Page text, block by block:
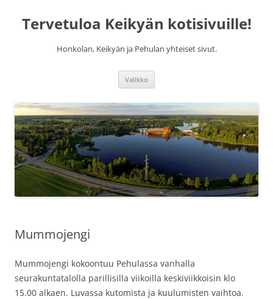
Tervetuloa Keikyän kotisivuille!
Honkolan, Keikyän ja Pehulan yhteiset sivut.
Valikko
Mummojengi
Mummojengi kokoontuu Pehulassa vanhalla
seurakuntatalolla parillisilla viikoilla keskiviikkoisin klo
15.00 alkaen. Luvassa kutomista ja kuulumisten vaihtoa.